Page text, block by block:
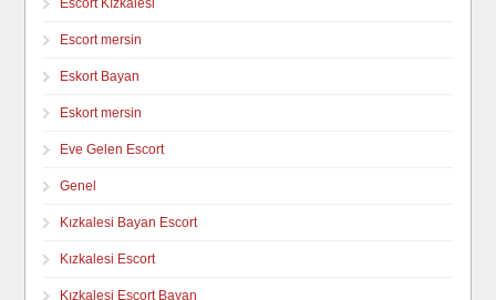
Escort mersin
Eskort Bayan
Eskort mersin
Eve Gelen Escort
Genel
Kızkalesi Bayan Escort
Kızkalesi Escort
Kızkalesi Escort Bayan